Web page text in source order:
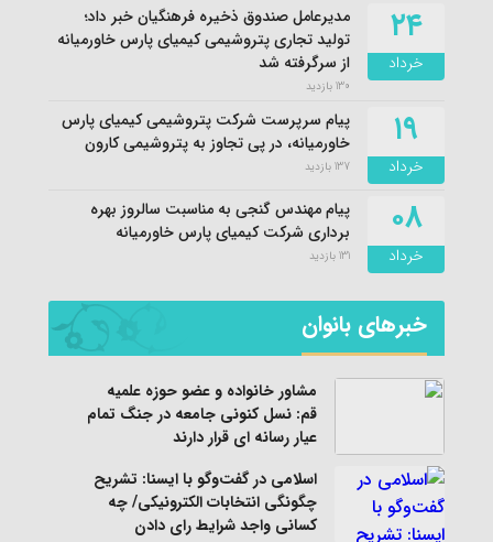
۲۴
خرداد
مدیرعامل صندوق ذخیره فرهنگیان خبر داد؛
تولید تجاری پتروشیمی کیمیای پارس خاورمیانه
از سرگرفته شد
130 بازدید
۱۹
خرداد
پیام سرپرست شرکت پتروشیمی کیمیای پارس
خاورمیانه، در پی تجاوز به پتروشیمی کارون
137 بازدید
۰۸
خرداد
پیام مهندس گنجی به مناسبت سالروز بهره
برداری شرکت کیمیای پارس خاورمیانه
131 بازدید
خبرهای بانوان
مشاور خانواده و عضو حوزه علمیه
قم: نسل کنونی جامعه در جنگ تمام
عیار رسانه ای قرار دارند
اسلامی در گفت‌وگو با ایسنا: تشریح
چگونگی انتخابات الکترونیکی/ چه
کسانی واجد شرایط رای دادن